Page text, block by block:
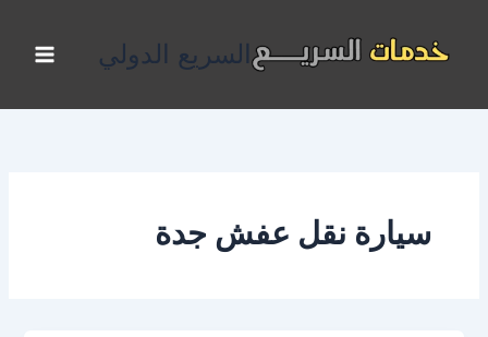
المحتوى
السريع الدولي
سيارة نقل عفش جدة